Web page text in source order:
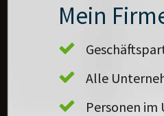
Mein
Alle
Personen im